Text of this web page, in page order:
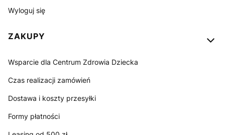
Wyloguj się
ZAKUPY
Wsparcie dla Centrum Zdrowia Dziecka
Czas realizacji zamówień
Dostawa i koszty przesyłki
Formy płatności